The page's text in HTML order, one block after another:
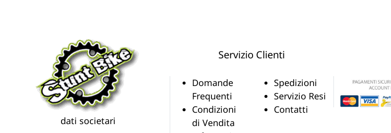
dati societari
Servizio Clienti
Domande
Frequenti
Condizioni
di Vendita
Spedizioni
Servizio Resi
Contatti